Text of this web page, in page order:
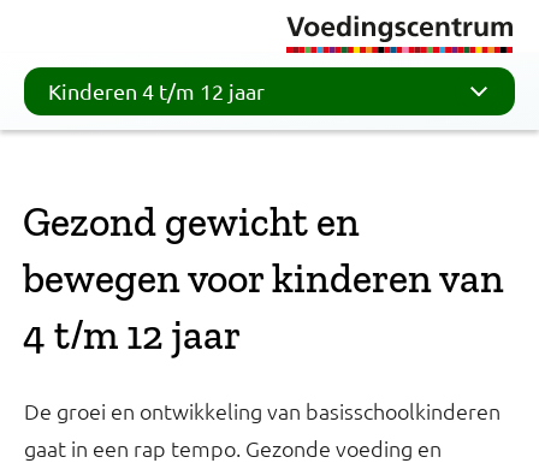
Kinderen 4 t/m 12 jaar
Gezond gewicht en
bewegen voor kinderen van
4 t/m 12 jaar
De groei en ontwikkeling van basisschoolkinderen
gaat in een rap tempo. Gezonde voeding en